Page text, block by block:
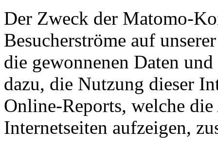
Der Zweck der Matomo-
Besucherströme auf
die gewonnenen Daten
dazu, die Nutzung dieser
Online-Reports, welche
Internetseiten aufzeigen,